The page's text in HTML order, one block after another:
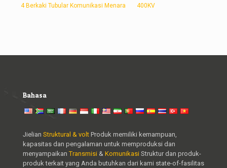
4 Berkaki Tubular Komunikasi Menara 400KV
Bahasa
Jielian Struktural & volt Produk memiliki kemampuan,
kapasitas dan pengalaman untuk memproduksi dan
menyampaikanTransmisi & Komunikasi Struktur dan produk-
produk terkait yang Anda butuhkan dari kami state-of-fasilitas